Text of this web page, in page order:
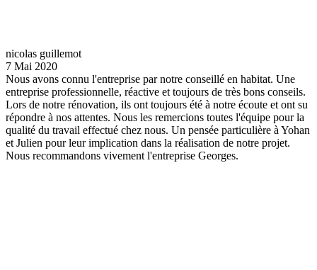
nicolas guillemot
7 Mai 2020
Nous avons connu l'entreprise par notre conseillé en habitat. Une
entreprise professionnelle, réactive et toujours de très bons conseils.
Lors de notre rénovation, ils ont toujours été à notre écoute et ont su
répondre à nos attentes. Nous les remercions toutes l'équipe pour la
qualité du travail effectué chez nous. Un pensée particulière à Yohan
et Julien pour leur implication dans la réalisation de notre projet.
Nous recommandons vivement l'entreprise Georges.